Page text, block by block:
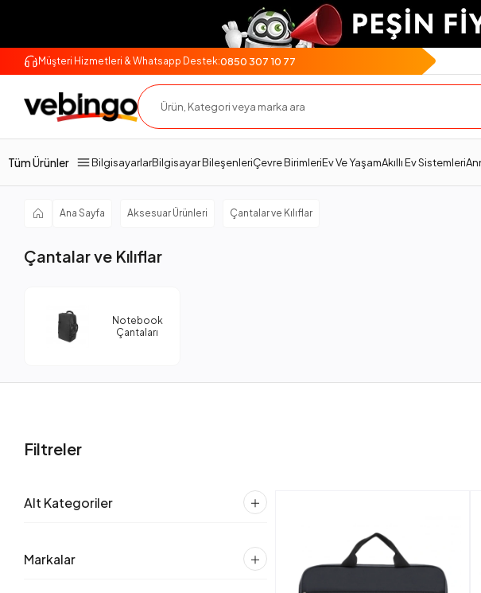
Müşteri Hizmetleri & Whatsapp Destek:0850 307 10 77
Tüm Ürünler BilgisayarlarBilgisayar BileşenleriÇevre BirimleriEv Ve YaşamAkıllı Ev Sistemleri
Ana Sayfa Aksesuar Ürünleri Çantalar ve Kılıflar
Çantalar ve Kılıflar
Notebook
Çantaları
Filtreler
Alt Kategoriler
Markalar